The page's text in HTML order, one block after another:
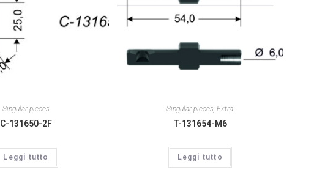
Singular pieces
C-131650-2F
Leggi tutto
Singular pieces ,Extra
T-131654-M6
Leggi tutto